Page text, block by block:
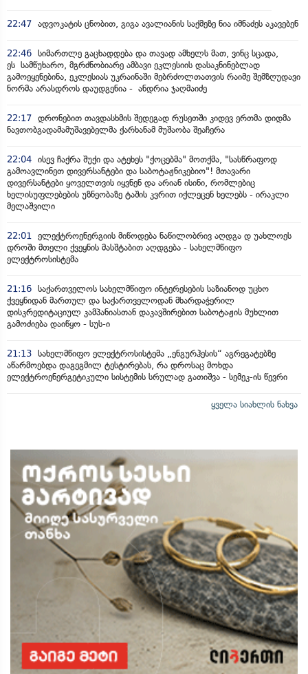
22:47 ადვოკატის ცნობით, გიგა ავალიანის საქმეზე ნია იმნაძეს აკავებენ
22:46 სიმართლე გაცხადდება და თავად ამხელს მათ, ვინც სცადა,
ეს სამწუხარო, მგრძნობიარე ამბავი ეკლესიის დასაკნინებლად
გამოეყენებინა, ეკლესიას უკრაინაში მებრძოლთათვის რაიმე შემზღუდავი
ნორმა არასდროს დაუდგენია - ანდრია ჯაღმაიძე
22:17 დრონებით თავდასხმის შედეგად რუსეთში კიდევ ერთმა დიდმა
ნავთობგადამამუშავებელმა ქარხანამ მუშაობა შეაჩერა
22:04 ისევ ჩაქრა შუქი და ატეხეს "ქოცებმა" მოთქმა, "სასწრაფოდ
გამოავლინეთ დივერსანტები და საბოტაჟნიკებიო"! მთავარი
დივერსანტები ყოველთვის იყვნენ და არიან ისინი, რომლებიც
ხელისუფლებების უზნეობაზე ტაშის კვრით იქლეცენ ხელებს - ირაკლი
მელაშვილი
22:01 ელექტროენერგიის მიწოდება ნაწილობრივ აღდგა დ უახლოეს
დროში მთელი ქვეყნის მასშტაბით აღდგება - სახელმწიფო
ელექტროსისტემა
21:16 საქართველოს სახელმწიფო ინტერესების საზიანოდ უცხო
ქვეყნიდან მართულ და საქართველოდან მხარდაჭერილ
დისკრედიტაციულ კამპანიასთან დაკავშირებით საბოტაჟის მუხლით
გამოძიება დაიწყო - სუს-ი
21:13 სახელმწიფო ელექტროსისტემა „ენგურჰესის“ აგრეგატებზე
აწარმოებდა დაგეგმილ ტესტირებას, რა დროსაც მოხდა
ელექტროენერგეტიკული სისტემის სრულად გათიშვა - სემეკ-ის წევრი
ყველა სიახლის ნახვა